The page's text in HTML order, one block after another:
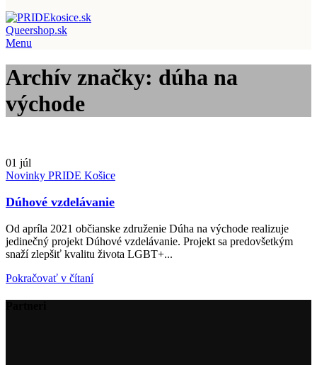
Queershop.sk
Menu
Archív značky: dúha na
východe
01 júl
Novinky PRIDE Košice
Dúhové vzdelávanie
Od apríla 2021 občianske združenie Dúha na východe realizuje
jedinečný projekt Dúhové vzdelávanie. Projekt sa predovšetkým
snaží zlepšiť kvalitu života LGBT+...
Pokračovať v čítaní